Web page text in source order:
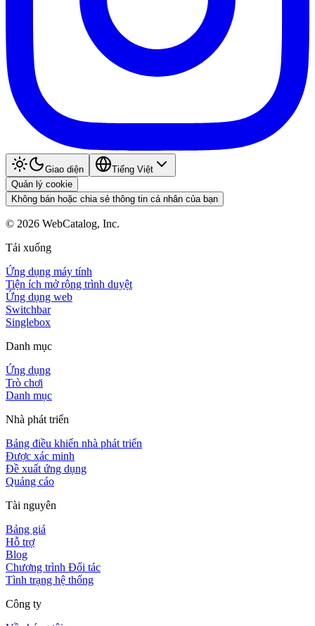
Giao diện
Tiếng Việt
Quản lý cookie
Không bán hoặc chia sẻ thông tin cá nhân của bạn
© 2026 WebCatalog, Inc.
Tải xuống
Ứng dụng máy tính
Tiện ích mở rộng trình duyệt
Ứng dụng web
Switchbar
Singlebox
Danh mục
Ứng dụng
Trò chơi
Danh mục
Nhà phát triển
Bảng điều khiển nhà phát triển
Được xác minh
Đề xuất ứng dụng
Quảng cáo
Tài nguyên
Bảng giá
Hỗ trợ
Blog
Chương trình Đối tác
Tình trạng hệ thống
Công ty